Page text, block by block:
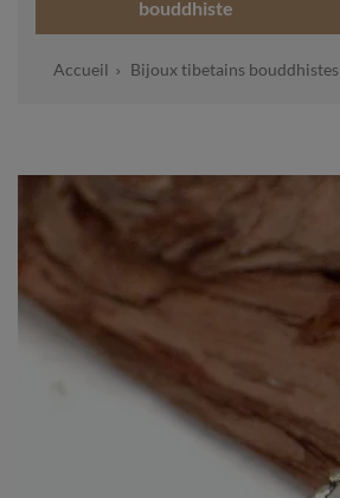
bouddhiste
Accueil Bijoux tibetains bouddhistes